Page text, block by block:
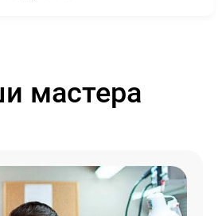
мастера